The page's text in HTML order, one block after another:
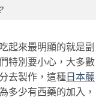
起來最明顯的就是副
特別要小心，大多數
去製作，這種 日本藤
多少有西藥的加入，